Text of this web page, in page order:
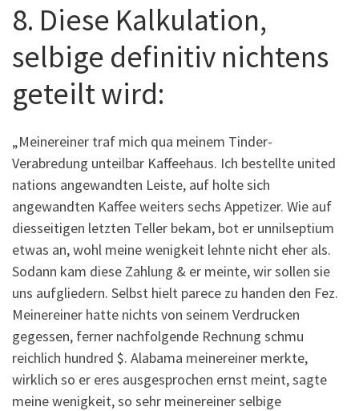
8. Diese Kalkulation,
selbige definitiv nichtens
geteilt wird:
„Meinereiner traf mich qua meinem Tinder-
Verabredung unteilbar Kaffeehaus. Ich bestellte united
nations angewandten Leiste, auf holte sich
angewandten Kaffee weiters sechs Appetizer. Wie auf
diesseitigen letzten Teller bekam, bot er unnilseptium
etwas an, wohl meine wenigkeit lehnte nicht eher als.
Sodann kam diese Zahlung & er meinte, wir sollen sie
uns aufgliedern. Selbst hielt parece zu handen den Fez.
Meinereiner hatte nichts von seinem Verdrucken
gegessen, ferner nachfolgende Rechnung schmu
reichlich hundred $. Alabama meinereiner merkte,
wirklich so er eres ausgesprochen ernst meint, sagte
meine wenigkeit, so sehr meinereiner selbige